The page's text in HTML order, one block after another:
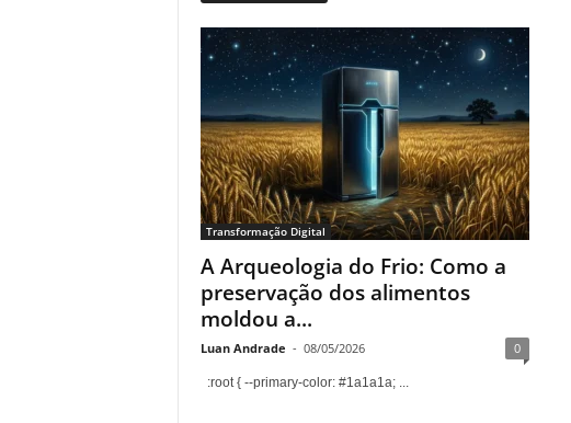
Transformação Digital
A Arqueologia do Frio: Como a
preservação dos alimentos
moldou a...
Luan Andrade - 08/05/2026 0
:root { --primary-color: #1a1a1a; ...